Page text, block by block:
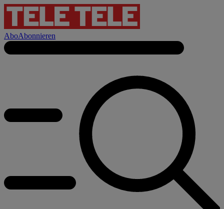
AboAbonnieren